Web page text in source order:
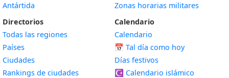
Antártida
Directorios
Todas las regiones
Países
Ciudades
Rankings de ciudades
Zonas horarias militares
Calendario
Calendario
📅 Tal día como hoy
Días festivos
☪️ Calendario islámico